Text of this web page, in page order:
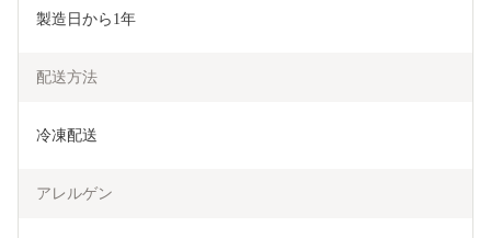
製造日から1年
配送方法
冷凍配送
アレルゲン